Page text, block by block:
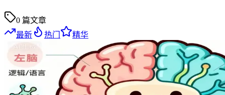
0 篇文章
最新
热门 精华